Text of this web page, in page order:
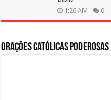
1:26 AM 0
Orações Católicas Poderosas